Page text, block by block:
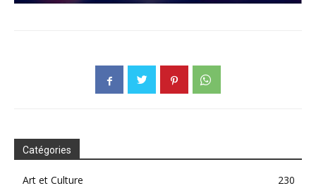
Catégories
Art et Culture
230